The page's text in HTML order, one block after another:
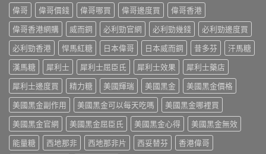
明
替
代
方
案
一
次
解
析〉
中
預
防
再
發，
完
整
略
一
次
看〉
中
危
害：
從
劑
量、
副
用
到
死
線
的
完
拆
性
功
能
障
礙
治
的
突
破
性
藥
物〉
中
偉哥
偉哥價錢 偉哥哪買 偉哥邊度買
偉哥香港
偉哥香港網購
威而鋼 必利勁官網 必利勁幾錢
必利勁邊度買
必利勁香港
悍馬紅糖 日本偉哥 日本威而鋼 昔多芬
汗馬糖
漢馬糖
犀利士 犀利士屈臣氏 犀利士效果
犀利士藥店
犀利士邊度買
精力糖 美國輝瑞 美國黑金
美國黑金價格
美國黑金副作用
美國黑金可以每天吃嗎
美國黑金哪裡買
美國黑金官網
美國黑金屈臣氏 美國黑金心得
美國黑金無效
能量糖
西地那非 西地那非片 西妥替芬
香港偉哥